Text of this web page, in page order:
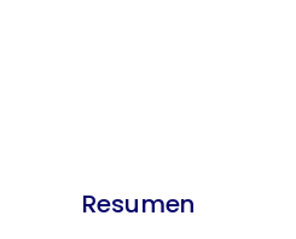
Resumen